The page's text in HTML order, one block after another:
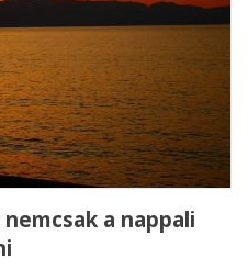
a nappali